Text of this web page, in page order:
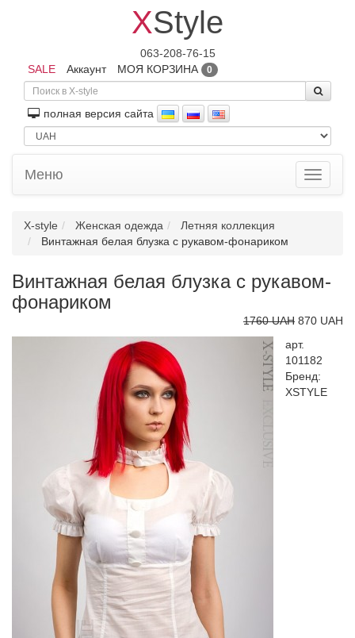
XStyle
063-208-76-15
SALE
Аккаунт МОЯ КОРЗИНА 0
полная версия сайта
Toggle
Меню
X-style Женская одежда
Летняя коллекция
Винтажная белая блузка с рукавом-фонариком
Винтажная белая блузка с рукавом-
фонариком
1760 UAH 870 UAH
арт.
101182
Бренд:
XSTYLE